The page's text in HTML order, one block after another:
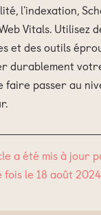
l'indexation,
Vitals. Utilisez
et des outils
durablement
faire passer au
a été mis à jour
le 18 août